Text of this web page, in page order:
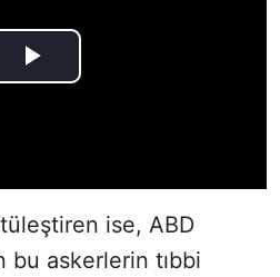
ise, ABD
bu askerlerin tıbbi